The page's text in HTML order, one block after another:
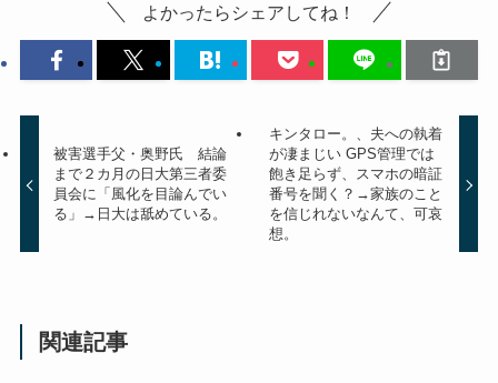
よかったらシェアしてね！
被害選手父・奥野氏 結論
まで２カ月の日大第三者委
員会に「風化を目論んでい
る」→日大は舐めている。
キンタロー。、夫への執着
が凄まじい GPS管理では
飽き足らず、スマホの暗証
番号を聞く？→家族のこと
を信じれないなんて、可哀
想。
関連記事